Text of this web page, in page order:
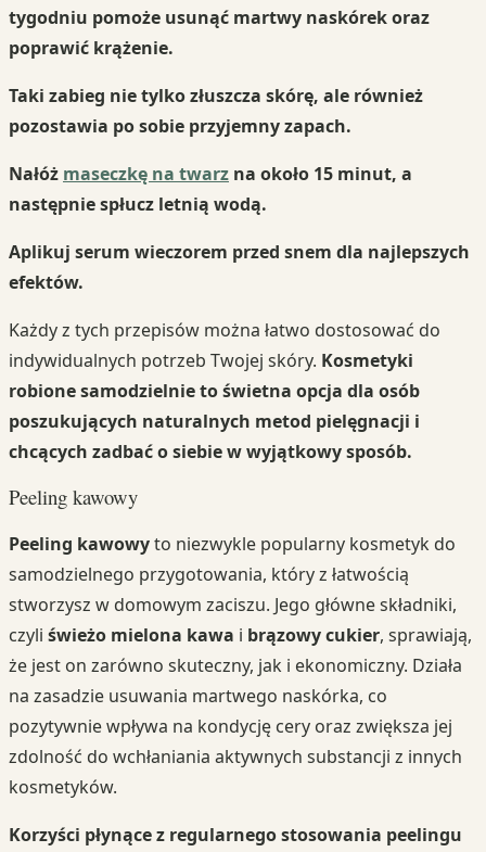
tygodniu pomoże usunąć martwy naskórek oraz
poprawić krążenie.
Taki zabieg nie tylko złuszcza skórę, ale również
pozostawia po sobie przyjemny zapach.
Nałóż maseczkę na twarz na około 15 minut, a
następnie spłucz letnią wodą.
Aplikuj serum wieczorem przed snem dla najlepszych
efektów.
Każdy z tych przepisów można łatwo dostosować do
indywidualnych potrzeb Twojej skóry. Kosmetyki
robione samodzielnie to świetna opcja dla osób
poszukujących naturalnych metod pielęgnacji i
chcących zadbać o siebie w wyjątkowy sposób.
Peeling kawowy
Peeling kawowyto niezwykle popularny kosmetyk do
samodzielnego przygotowania, który z łatwością
stworzysz w domowym zaciszu. Jego główne składniki,
czyli świeżo mielona kawa i brązowy cukier, sprawiają,
że jest on zarówno skuteczny, jak i ekonomiczny. Działa
na zasadzie usuwania martwego naskórka, co
pozytywnie wpływa na kondycję cery oraz zwiększa jej
zdolność do wchłaniania aktywnych substancji z innych
kosmetyków.
Korzyści płynące z regularnego stosowania peelingu